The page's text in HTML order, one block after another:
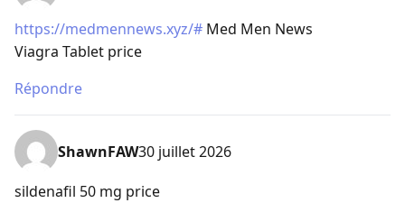
https://medmennews.xyz/# Med Men News
Viagra Tablet price
Répondre
ShawnFAW30 juillet 2026
sildenafil 50 mg price